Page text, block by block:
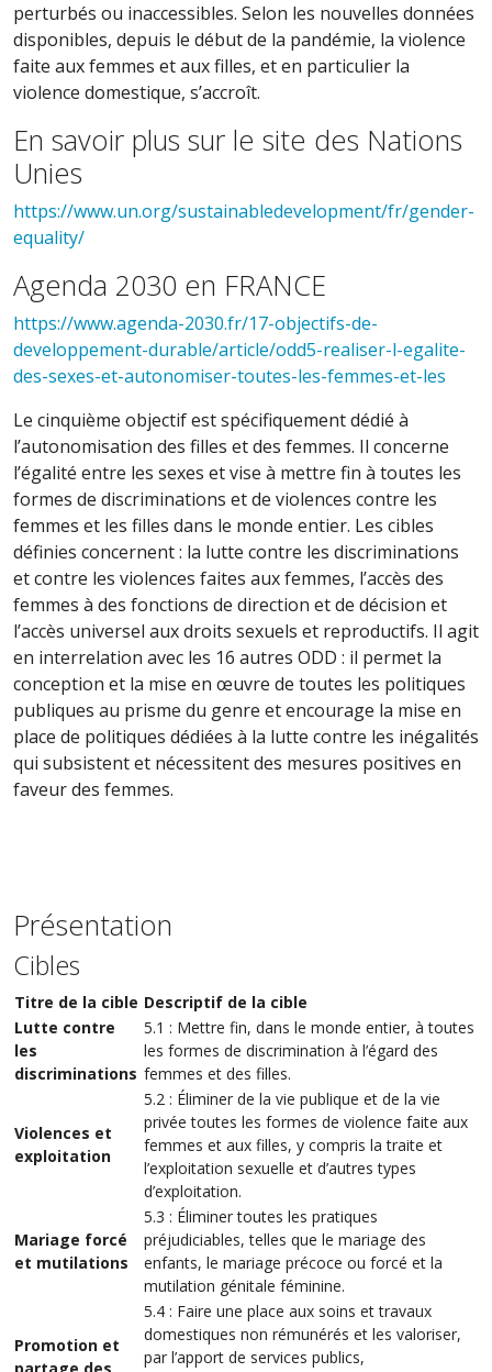
perturbés ou inaccessibles. Selon les nouvelles données
disponibles, depuis le début de la pandémie, la violence
faite aux femmes et aux filles, et en particulier la
violence domestique, s’accroît.
En savoir plus sur le site des Nations
Unies
https://www.un.org/sustainabledevelopment/fr/gender-
equality/
Agenda 2030 en FRANCE
https://www.agenda-2030.fr/17-objectifs-de-
developpement-durable/article/odd5-realiser-l-egalite-
des-sexes-et-autonomiser-toutes-les-femmes-et-les
Le cinquième objectif est spécifiquement dédié à
l’autonomisation des filles et des femmes. Il concerne
l’égalité entre les sexes et vise à mettre fin à toutes les
formes de discriminations et de violences contre les
femmes et les filles dans le monde entier. Les cibles
définies concernent : la lutte contre les discriminations
et contre les violences faites aux femmes, l’accès des
femmes à des fonctions de direction et de décision et
l’accès universel aux droits sexuels et reproductifs. Il agit
en interrelation avec les 16 autres ODD : il permet la
conception et la mise en œuvre de toutes les politiques
publiques au prisme du genre et encourage la mise en
place de politiques dédiées à la lutte contre les inégalités
qui subsistent et nécessitent des mesures positives en
faveur des femmes.
Présentation
Cibles
Titre de la cible Descriptif de la cible
Lutte contre
les
discriminations
5.1 : Mettre fin, dans le monde entier, à toutes
les formes de discrimination à l’égard des
femmes et des filles.
Violences et
exploitation
5.2 : Éliminer de la vie publique et de la vie
privée toutes les formes de violence faite aux
femmes et aux filles, y compris la traite et
l’exploitation sexuelle et d’autres types
d’exploitation.
Mariage forcé
et mutilations
5.3 : Éliminer toutes les pratiques
préjudiciables, telles que le mariage des
enfants, le mariage précoce ou forcé et la
mutilation génitale féminine.
Promotion et
5.4 : Faire une place aux soins et travaux
domestiques non rémunérés et les valoriser,
par l’apport de services publics,